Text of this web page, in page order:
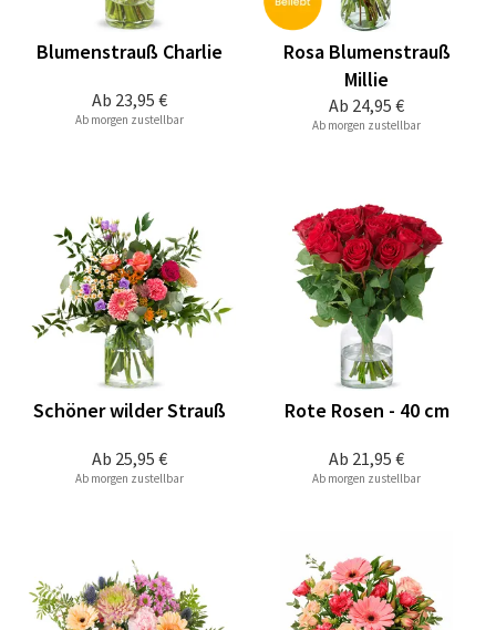
Ab 23,95 €
Blumenstrauß Charlie
Ab morgen zustellbar
Ab 24,95 €
Rosa Blumenstrauß
Millie
Ab morgen zustellbar
Ab 25,95 €
Schöner wilder Strauß
Ab morgen zustellbar
Ab 21,95 €
Rote Rosen - 40 cm
Ab morgen zustellbar